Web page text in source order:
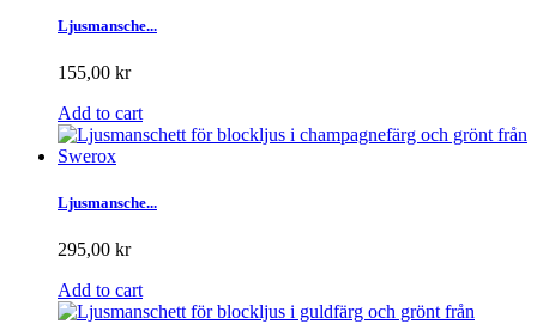
Ljusmansche...
155,00 kr
Add to cart
Ljusmansche...
295,00 kr
Add to cart